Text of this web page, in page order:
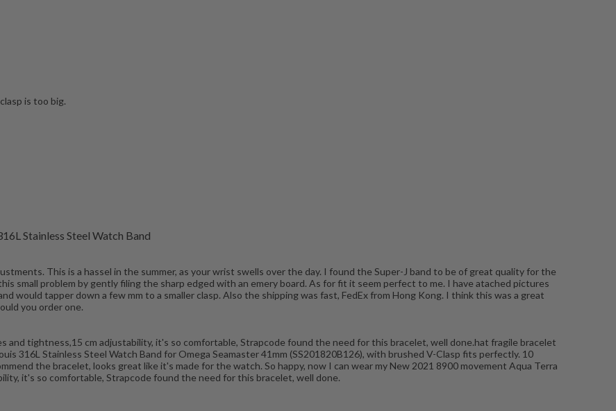
is too big.
Stainless Steel Watch Band
This is a hassel in the summer, as your wrist swells over the day. I found the Super-J band to be of great quality for the
small problem by gently filing the sharp edged with an emery board. As for fit it seem perfect to me. I have atached pictures
would tapper down a few mm to a smaller clasp. Also the shipping was fast, FedEx from Hong Kong. I think this was a great
you order one.
and tightness,15 cm adjustability, it's so comfortable, Strapcode found the need for this bracelet, well done.hat fragile bracelet
316L Stainless Steel Watch Band for Omega Seamaster 41mm (SS201820B126), with brushed V-Clasp fits perfectly. 10
the bracelet, looks great like it's made for the watch. So happy, now I can wear my New 2021 8900 movement Aqua Terra
it's so comfortable, Strapcode found the need for this bracelet, well done.